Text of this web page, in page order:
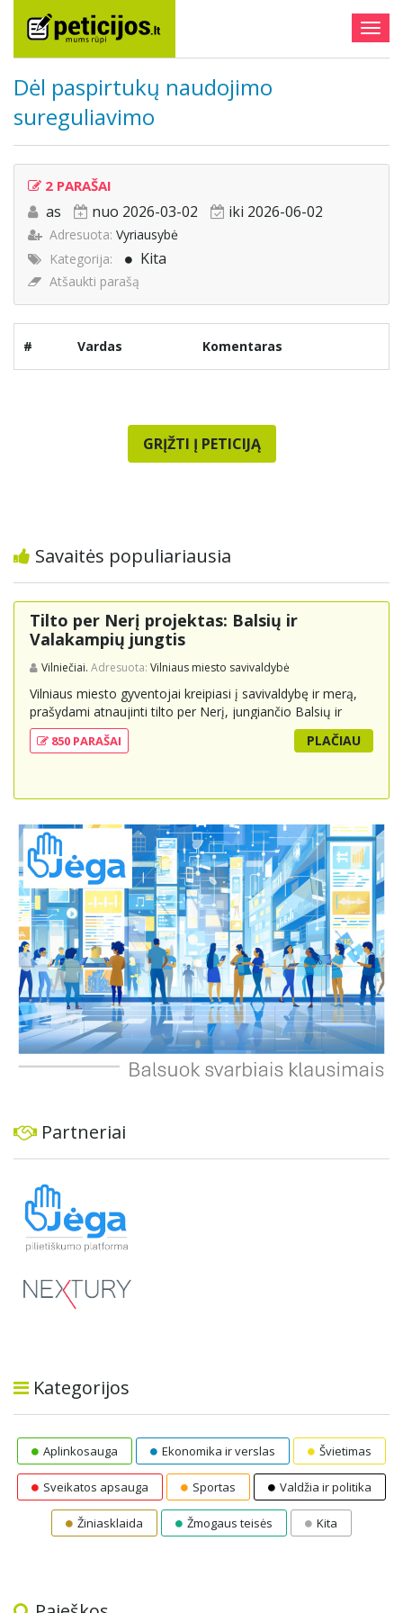
Dėl paspirtukų naudojimo
sureguliavimo
2 PARAŠAI
as nuo 2026-03-02 iki 2026-06-02
Adresuota: Vyriausybė
Kategorija:
Kita
Atšaukti parašą
# Vardas Komentaras
GRĮŽTI Į PETICIJĄ
Savaitės populiariausia
Tilto per Nerį projektas: Balsių ir
Valakampių jungtis
Vilniečiai. Adresuota: Vilniaus miesto savivaldybė
Vilniaus miesto gyventojai kreipiasi į savivaldybę ir merą,
prašydami atnaujinti tilto per Nerį, jungiančio Balsių ir
Valakampių kryptis, projektą ir įtraukti jį į miesto
strateginius susisiekimo planus. Šis tiltas ne tik padėtų
suteikdamas daugiau susisiekimo galimybių tiek
dviratininkams. Gyventojai ragina atlikti techninę,
ekonominę ir transporto analizę, organizuoti viešas
konsultacijas ir integruoti projektą į ilgalaikius miesto
planus, siekiant užtikrinti transporto sistemos patikimumą
ir prisitaikymą prie sparčiai augančio miesto poreikių.
850 PARAŠAI PLAČIAU
Partneriai
Kategorijos
Aplinkosauga Ekonomika ir verslas Švietimas
Sveikatos apsauga Sportas Valdžia ir politika
Žiniasklaida Žmogaus teisės Kita